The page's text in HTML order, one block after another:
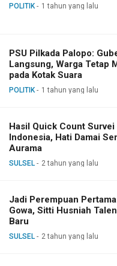
POLITIK 1 tahun yang lalu
PSU Pilkada Palopo:
Langsung, Warga Tetap
pada Kotak Suara
POLITIK 1 tahun yang lalu
Hasil Quick Count
Indonesia, Hati Damai
Aurama
SULSEL 2 tahun yang lalu
Jadi Perempuan
Gowa, Sitti Husniah
Baru
SULSEL 2 tahun yang lalu